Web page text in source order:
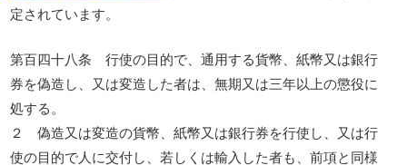
定されています。
第百四十八条 行使の目的で、通用する貨幣、紙幣又は銀行
券を偽造し、又は変造した者は、無期又は三年以上の懲役に
処する。
２ 偽造又は変造の貨幣、紙幣又は銀行券を行使し、又は行
使の目的で人に交付し、若しくは輸入した者も、前項と同様